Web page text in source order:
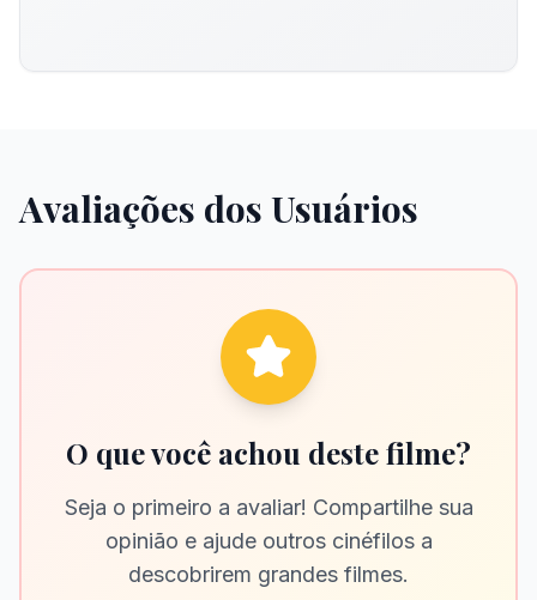
Avaliações dos Usuários
O que você achou deste filme?
Seja o primeiro a avaliar! Compartilhe sua
opinião e ajude outros cinéfilos a
descobrirem grandes filmes.